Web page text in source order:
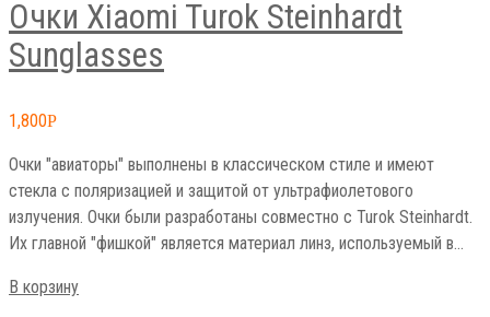
Очки Xiaomi Turok Steinhardt
Sunglasses
1,800Р
Очки "авиаторы" выполнены в классическом стиле и имеют
стекла с поляризацией и защитой от ультрафиолетового
излучения. Очки были разработаны совместно с Turok Steinhardt.
Их главной "фишкой" является материал линз, используемый в…
В корзину